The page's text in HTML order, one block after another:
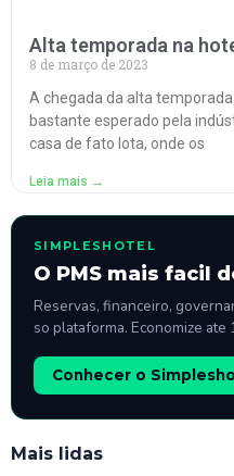
Alta temporada na
8 de março de 2023
A chegada da alta
bastante esperado pela
casa de fato lota, onde os
Leia mais →
SIMPLESHOTEL
O PMS mais facil
Reservas, financeiro,
so plataforma. Economize ate
Conhecer o
Mais lidas